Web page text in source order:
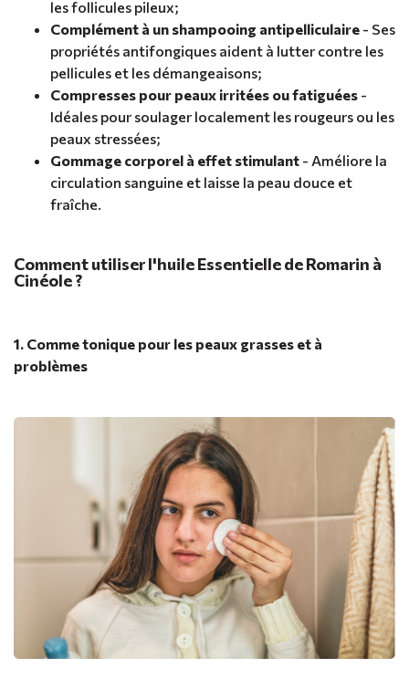
les follicules pileux;
Complément à un shampooing antipelliculaire - Ses
propriétés antifongiques aident à lutter contre les
pellicules et les démangeaisons;
Compresses pour peaux irritées ou fatiguées -
Idéales pour soulager localement les rougeurs ou les
peaux stressées;
Gommage corporel à effet stimulant - Améliore la
circulation sanguine et laisse la peau douce et
fraîche.
Comment utiliser l'huile Essentielle de Romarin à
Cinéole ?
1. Comme tonique pour les peaux grasses et à
problèmes